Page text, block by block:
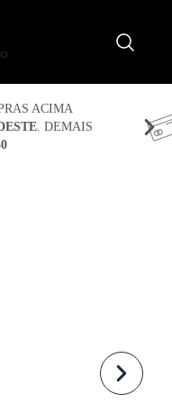
Meu carrinho
Procurar
ACIMA
. DEMAIS